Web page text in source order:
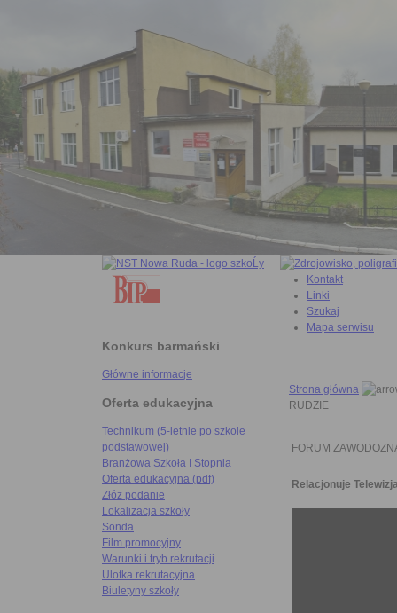
Konkurs barmański
Główne informacje
Oferta edukacyjna
Technikum (5-letnie po szkole
podstawowej)
Branżowa Szkoła I Stopnia
Oferta edukacyjna (pdf)
Złóż podanie
Lokalizacja szkoły
Sonda
Film promocyjny
Warunki i tryb rekrutacji
Ulotka rekrutacyjna
Biuletyny szkoły
Kontakt
Linki
Szukaj
Mapa serwisu
Strona główna
RUDZIE
FORUM
Relacjonuje